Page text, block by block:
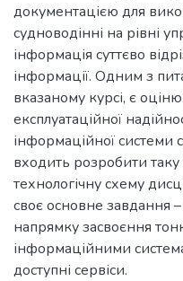
документацією для
судноводінні на рівні
інформація суттєво
інформації. Одним з
вказаному курсі, є
експлуатаційної
інформаційної системи
входить розробити таку
технологічну схему
своє основне завдання –
напрямку засвоєння
інформаційними
доступні сервіси.